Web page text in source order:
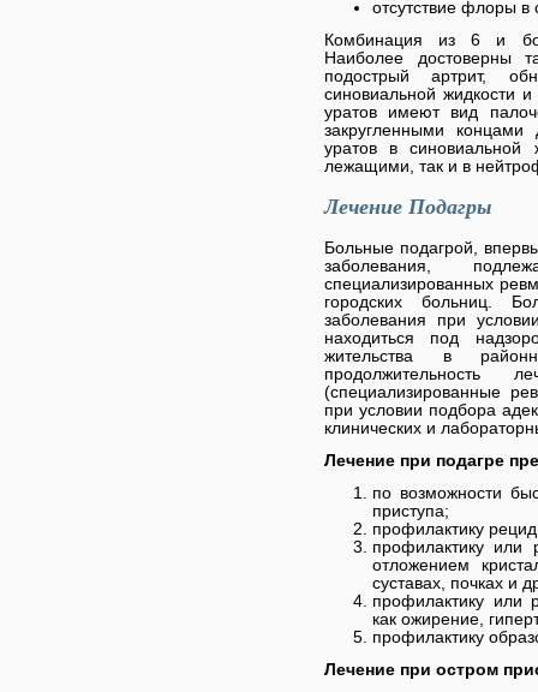
отсутствие флоры в
Комбинация из 6 и
Наиболее достоверны
подострый артрит,
синовиальной жидкости
уратов имеют вид
закругленными
уратов в синовиальной
лежащими, так и в
Лечение Подагры
Больные подагрой,
заболевания,
специализированных
городских больниц.
заболевания при
находиться под
жительства в
продолжительность
(специализированные
при условии подбора
клинических и
Лечение при подагре
по возможности
приступа;
профилактику
профилактику или
отложением
суставах, почках и
профилактику или
как ожирение,
профилактику
Лечение при остром